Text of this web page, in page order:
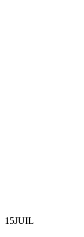
15JUIL